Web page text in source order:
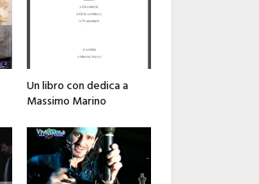
Un libro con dedica a
Massimo Marino